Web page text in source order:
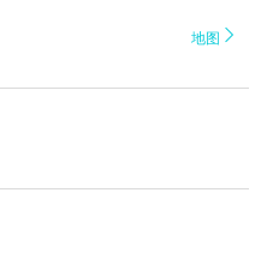
地图 